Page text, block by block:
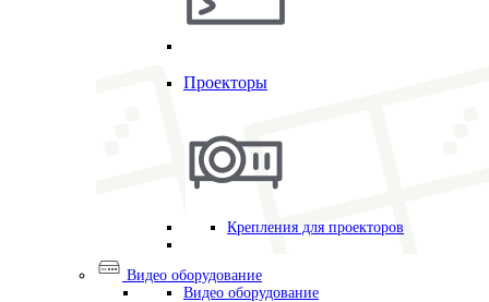
Проекторы
Крепления для проекторов
Видео оборудование
Видео оборудование